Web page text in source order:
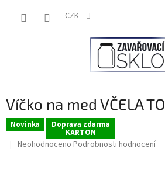
CZK
Víčko na med VČELA
Novinka Doprava zdarma
KARTON
Průměrné
Neohodnoceno Podrobnosti hodnocení